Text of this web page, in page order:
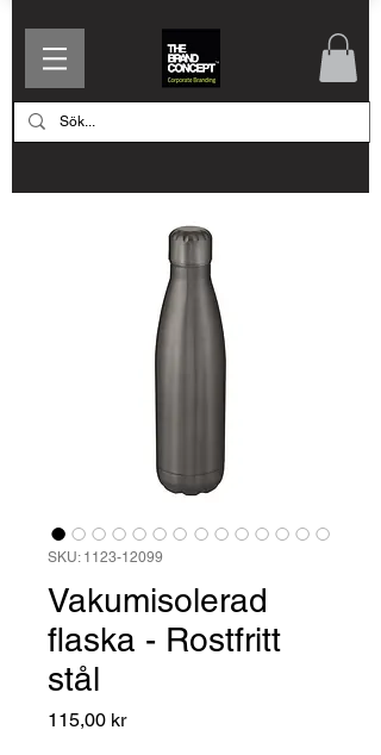
SKU: 1123-12099
Vakumisolerad
flaska - Rostfritt
stål
115,00 krPris